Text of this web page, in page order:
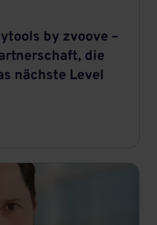
by zvoove –
die
nächste Level